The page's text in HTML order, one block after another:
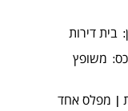
בית דירות
משופץ
מפלס אחד